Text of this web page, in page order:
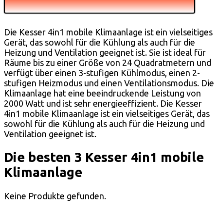
Die Kesser 4in1 mobile Klimaanlage ist ein vielseitiges
Gerät, das sowohl für die Kühlung als auch für die
Heizung und Ventilation geeignet ist. Sie ist ideal für
Räume bis zu einer Größe von 24 Quadratmetern und
verfügt über einen 3-stufigen Kühlmodus, einen 2-
stufigen Heizmodus und einen Ventilationsmodus. Die
Klimaanlage hat eine beeindruckende Leistung von
2000 Watt und ist sehr energieeffizient. Die Kesser
4in1 mobile Klimaanlage ist ein vielseitiges Gerät, das
sowohl für die Kühlung als auch für die Heizung und
Ventilation geeignet ist.
Die besten 3 Kesser 4in1 mobile
Klimaanlage
Keine Produkte gefunden.